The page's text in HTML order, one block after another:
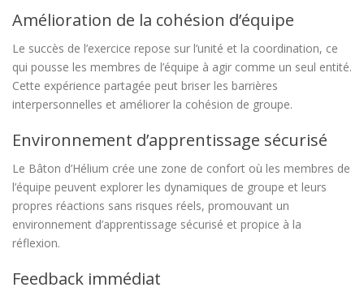
Amélioration de la cohésion d’équipe
Le succès de l’exercice repose sur l’unité et la coordination, ce
qui pousse les membres de l’équipe à agir comme un seul entité.
Cette expérience partagée peut briser les barrières
interpersonnelles et améliorer la cohésion de groupe.
Environnement d’apprentissage sécurisé
Le Bâton d’Hélium crée une zone de confort où les membres de
l’équipe peuvent explorer les dynamiques de groupe et leurs
propres réactions sans risques réels, promouvant un
environnement d’apprentissage sécurisé et propice à la
réflexion.
Feedback immédiat